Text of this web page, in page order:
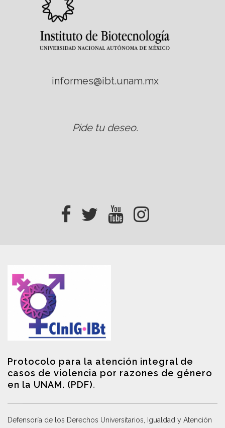
informes@ibt.unam.mx
Pide tu deseo.
Protocolo para la atención integral de
casos de violencia por razones de género
en la UNAM. (PDF).
Defensoría de los Derechos Universitarios, Igualdad y Atención